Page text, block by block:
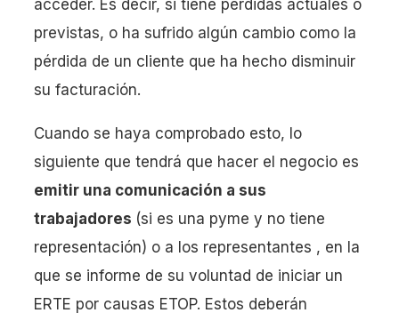
acceder. Es decir, si tiene pérdidas actuales o
previstas, o ha sufrido algún cambio como la
pérdida de un cliente que ha hecho disminuir
su facturación.
Cuando se haya comprobado esto, lo
siguiente que tendrá que hacer el negocio es
emitir una comunicación a sus
trabajadores (si es una pyme y no tiene
representación) o a los representantes , en la
que se informe de su voluntad de iniciar un
ERTE por causas ETOP. Estos deberán